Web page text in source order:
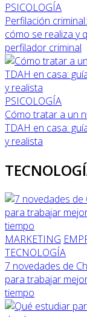
PSICOLOGÍA
Perfilación
cómo se realiza y
perfilador criminal
PSICOLOGÍA
Cómo tratar a un
TDAH en casa:
y realista
MARKETING
TECNOLOGÍA
7 novedades de
para trabajar
tiempo